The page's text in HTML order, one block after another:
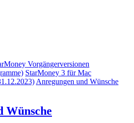
Vorgängerversionen
StarMoney 3 für Mac
Anregungen und Wünsche
Wünsche